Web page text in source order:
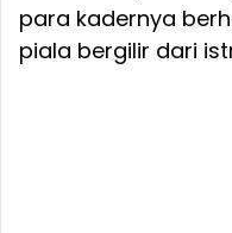
para kadernya
piala bergilir dari